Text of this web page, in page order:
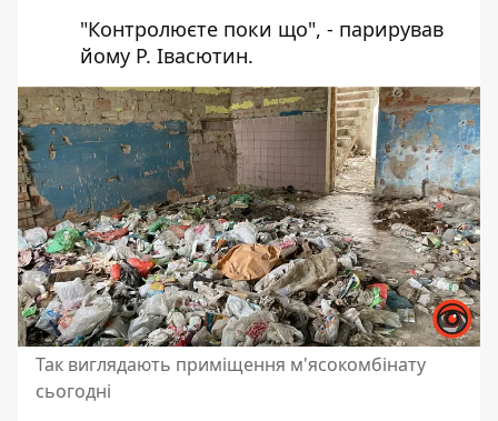
"Контролюєте поки що", - парирував
йому Р. Івасютин.
Так виглядають приміщення м'ясокомбінату
сьогодні